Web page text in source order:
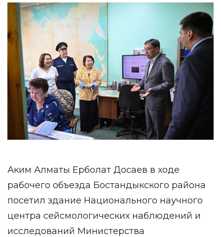
Аким Алматы Ерболат Досаев в ходе
рабочего объезда Бостандыкского района
посетил здание Национального научного
центра сейсмологических наблюдений и
исследований Министерства